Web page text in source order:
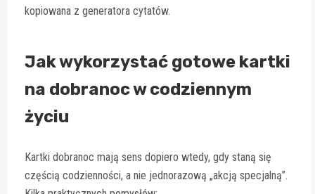
kopiowana z generatora cytatów.
Jak wykorzystać gotowe kartki
na dobranoc w codziennym
życiu
Kartki dobranoc mają sens dopiero wtedy, gdy staną się
częścią codzienności, a nie jednorazową „akcją specjalną”.